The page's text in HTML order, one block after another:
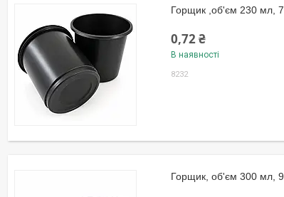
Горщик ,об'єм 230 мл,
0,72 ₴
В наявності
8232
Горщик, об'єм 300 мл,